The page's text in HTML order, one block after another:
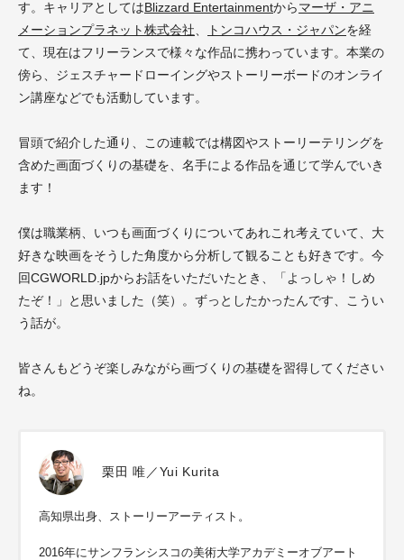
す。キャリアとしてはBlizzard Entertainmentからマーザ・アニ
メーションプラネット株式会社
トンコハウス・ジャパンを経
て、現在はフリーランスで様々な作品に携わっています。本業の
傍ら、ジェスチャードローイングやストーリーボードのオンライ
ン講座などでも活動しています。
冒頭で紹介した通り、この連載では構図やストーリーテリングを
含めた画面づくりの基礎を、名手による作品を通じて学んでいき
ます！
僕は職業柄、いつも画面づくりについてあれこれ考えていて、大
好きな映画をそうした角度から分析して観ることも好きです。今
回CGWORLD.jpからお話をいただいたとき、「よっしゃ！しめ
たぞ！」と思いました（笑）。ずっとしたかったんです、こうい
う話が。
皆さんもどうぞ楽しみながら画づくりの基礎を習得してください
ね。
栗田 唯／Yui Kurita
高知県出身、ストーリーアーティスト。
2016年にサンフランシスコの美術大学アカデミーオブアート